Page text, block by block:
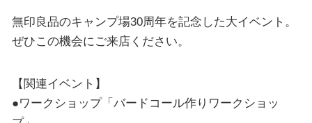
無印良品のキャンプ場30周年を記念した大イベント。
ぜひこの機会にご来店ください。
【関連イベント】
●ワークショップ「バードコール作りワークショッ